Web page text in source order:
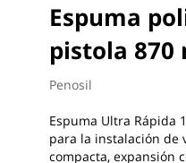
Espuma
pistola 870
Penosil
Espuma Ultra Rápida
para la instalación de
compacta, expansión